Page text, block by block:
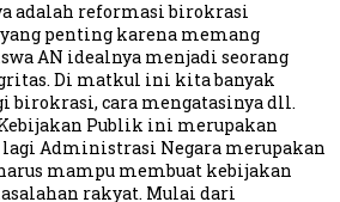
adalah reformasi birokrasi
penting karena memang
AN idealnya menjadi seorang
Di matkul ini kita banyak
birokrasi, cara mengatasinya dll.
Publik ini merupakan
Administrasi Negara merupakan
mampu membuat kebijakan
rakyat. Mulai dari